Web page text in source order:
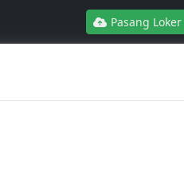
Pasang Loker